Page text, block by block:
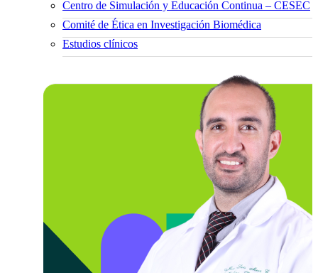
Centro de Simulación y Educación Continua – CESEC
Comité de Ética en Investigación Biomédica
Estudios clínicos